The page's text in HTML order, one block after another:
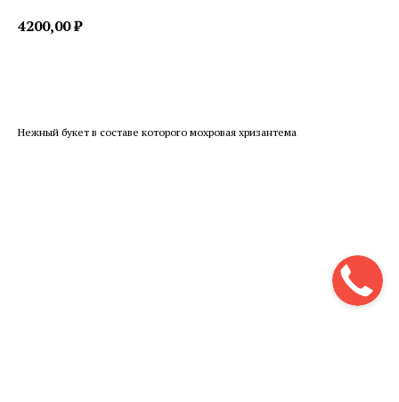
4200,00₽
Нежный букет в составе которого мохровая хризантема